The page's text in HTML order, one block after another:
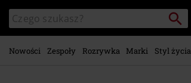
głównej
zawartości
Wyszukaj
katalog
Szukaj
Nowości Zespoły Rozrywka Marki Styl życia